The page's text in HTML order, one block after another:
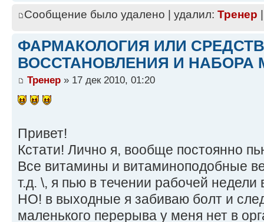
Сообщение было удалено | удалил: Тренер
ФАРМАКОЛОГИЯ ИЛИ
ВОССТАНОВЛЕНИЯ И НАБОРА
Тренер » 17 дек 2010, 01:20
Привет!
Кстати! Лично я, вообще постоянно
Все витамины и витаминоподобные
т.д. \, я пью в течении рабочей
НО! в выходные я забиваю болт и
маленького перерыва у меня нет в